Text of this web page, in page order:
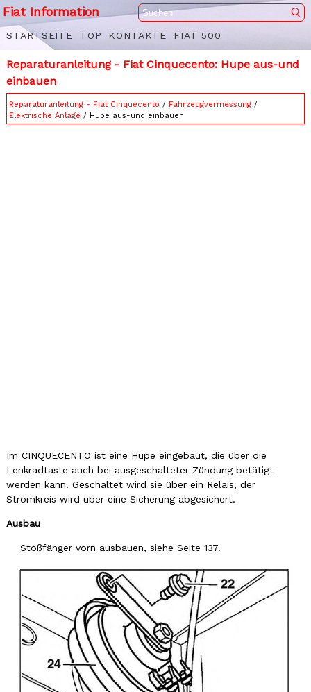
Fiat Information
STARTSEITE TOP KONTAKTE FIAT 500
Reparaturanleitung - Fiat Cinquecento: Hupe aus-und
einbauen
Reparaturanleitung - Fiat Cinquecento / Fahrzeugvermessung/
Elektrische Anlage / Hupe aus-und einbauen
Im CINQUECENTO ist eine Hupe eingebaut, die über die
Lenkradtaste auch bei ausgeschalteter Zündung betätigt
werden kann. Geschaltet wird sie über ein Relais, der
Stromkreis wird über eine Sicherung abgesichert.
Ausbau
Stoßfänger vorn ausbauen, siehe Seite 137.